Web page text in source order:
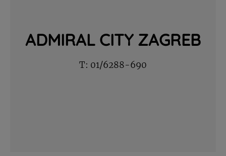
ADMIRAL CITY ZAGREB
T: 01/6288-690